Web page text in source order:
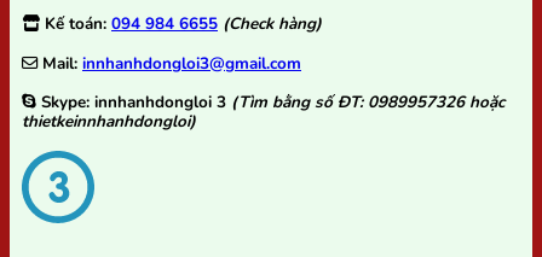
Kế toán: 094 984 6655 (Check hàng)
Mail: innhanhdongloi3@gmail.com
Skype: innhanhdongloi 3 (Tìm bằng số ĐT: 0989957326 hoặc
thietkeinnhanhdongloi)